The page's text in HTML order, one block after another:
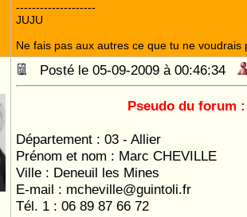
--------------------
JUJU
Ne fais pas aux autres ce que tu ne voudrais
Posté le 05-09-2009 à 00:46:34
Pseudo du forum
Département : 03 - Allier
Prénom et nom : Marc CHEVILLE
Ville : Deneuil les Mines
E-mail : mcheville@guintoli.fr
Tél. 1 : 06 89 87 66 72